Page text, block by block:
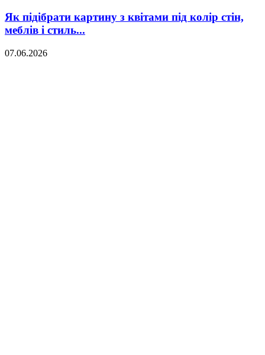
Як підібрати картину з квітами під колір стін,
меблів і стиль...
07.06.2026